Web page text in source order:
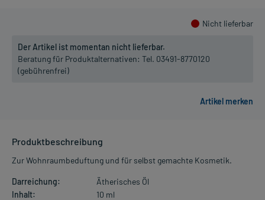
Nicht lieferbar
Der Artikel ist momentan nicht lieferbar.
Beratung für Produktalternativen: Tel. 03491-8770120
(gebührenfrei)
Produktbeschreibung
Zur Wohnraumbeduftung und für selbst gemachte Kosmetik.
Darreichung:
Ätherisches Öl
Inhalt:
10 ml